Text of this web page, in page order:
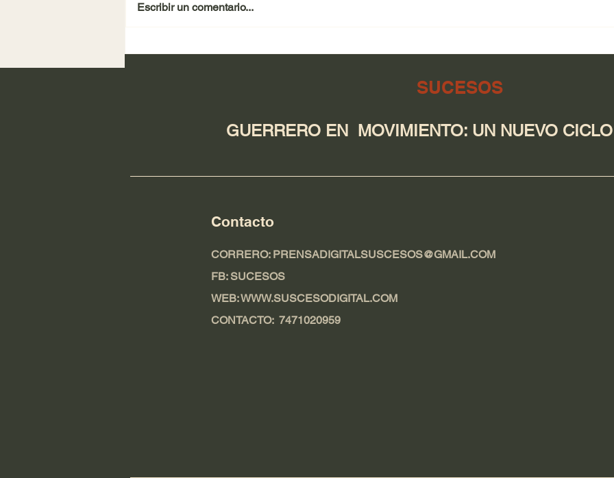
producción
Escribir un comentario...
SUCESOS
GUERRERO EN MOVIMIENTO: UN NUEVO
Contacto
CORRERO: PRENSADIGITALSUSCESOS@GMAIL.COM
FB: SUCESOS
WEB: WWW.SUSCESODIGITAL.COM
CONTACTO: 7471020959